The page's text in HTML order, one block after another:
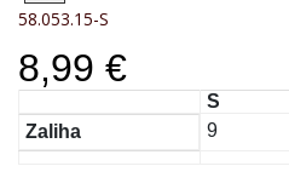
58.053.15-S
8,99 €
S
Zaliha
9